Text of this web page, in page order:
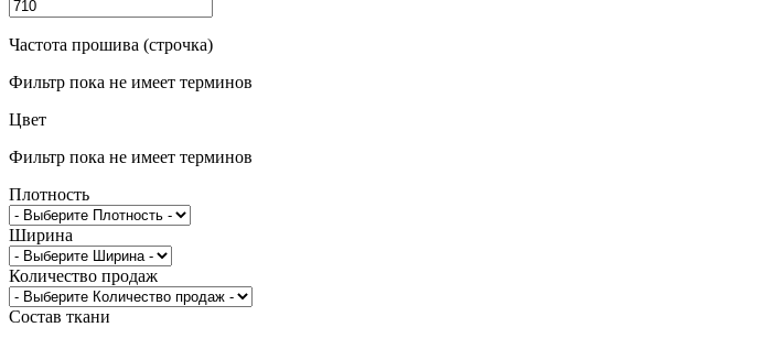
Частота прошива (строчка)
Фильтр пока не имеет терминов
Цвет
Фильтр пока не имеет терминов
Плотность
Ширина
Количество продаж
Состав ткани